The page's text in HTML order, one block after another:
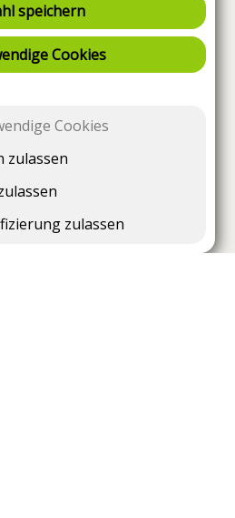
speichern
Cookies
Cookies
zulassen
zulassen